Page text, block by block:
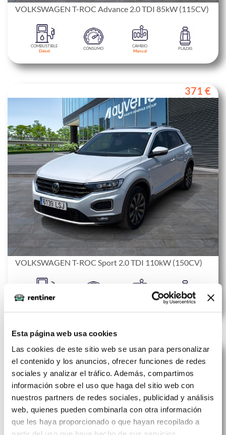
Esta página web usa cookies
Las cookies de este sitio web se usan para personalizar
el contenido y los anuncios, ofrecer funciones de redes
sociales y analizar el tráfico. Además, compartimos
información sobre el uso que haga del sitio web con
nuestros partners de redes sociales, publicidad y análisis
web, quienes pueden combinarla con otra información
que les haya proporcionado o que hayan recopilado a
VOLKSWAGEN T-ROC Advance 2.0 TDI 85kW (115CV)
COMBUSTIBLE
Diésel
CONSUMO
CAMBIO
Manual
PLAZAS
371 €
VOLKSWAGEN T-ROC Sport 2.0 TDI 110kW (150CV)
COMBUSTIBLE
PLAZAS
372 €